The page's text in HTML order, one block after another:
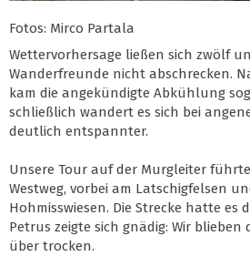
Fotos: Mirco Partala
Wettervorhersage ließen sich zwölf
Wanderfreunde nicht abschrecken.
kam die angekündigte Abkühlung
schließlich wandert es sich bei
deutlich entspannter.
Unsere Tour auf der Murgleiter
Westweg, vorbei am Latschigfelsen
Hohmisswiesen. Die Strecke hatte es
Petrus zeigte sich gnädig: Wir blieben
über trocken.